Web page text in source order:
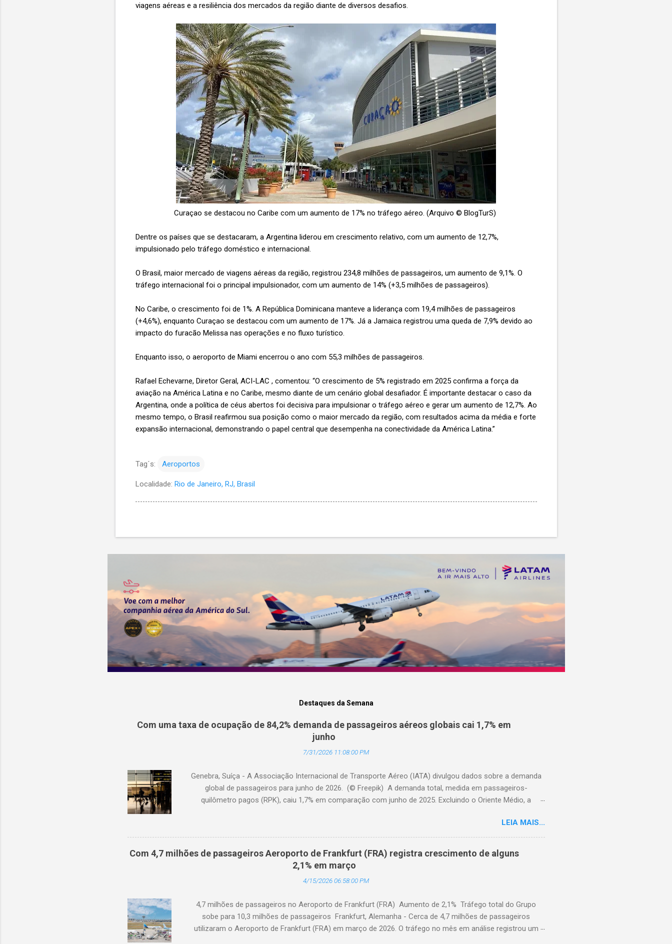
viagens aéreas e a resiliência dos mercados da região diante de diversos desafios.
Curaçao se destacou no Caribe com um aumento de 17% no tráfego aéreo. (Arquivo © BlogTurS)
Dentre os países que se destacaram, a Argentina liderou em crescimento relativo, com um aumento de 12,7%,
impulsionado pelo tráfego doméstico e internacional.
O Brasil, maior mercado de viagens aéreas da região, registrou 234,8 milhões de passageiros, um aumento de 9,1%. O
tráfego internacional foi o principal impulsionador, com um aumento de 14% (+3,5 milhões de passageiros).
No Caribe, o crescimento foi de 1%. A República Dominicana manteve a liderança com 19,4 milhões de passageiros
(+4,6%), enquanto Curaçao se destacou com um aumento de 17%. Já a Jamaica registrou uma queda de 7,9% devido ao
impacto do furacão Melissa nas operações e no fluxo turístico.
Enquanto isso, o aeroporto de Miami encerrou o ano com 55,3 milhões de passageiros.
Rafael Echevarne, Diretor Geral, ACI-LAC , comentou: “O crescimento de 5% registrado em 2025 confirma a força da
aviação na América Latina e no Caribe, mesmo diante de um cenário global desafiador. É importante destacar o caso da
Argentina, onde a política de céus abertos foi decisiva para impulsionar o tráfego aéreo e gerar um aumento de 12,7%. Ao
mesmo tempo, o Brasil reafirmou sua posição como o maior mercado da região, com resultados acima da média e forte
expansão internacional, demonstrando o papel central que desempenha na conectividade da América Latina.”
Tag´s: Aeroportos
Localidade: Rio de Janeiro, RJ, Brasil
Destaques da Semana
Com uma taxa de ocupação de 84,2% demanda de passageiros aéreos globais cai 1,7% em
junho
7/31/2026 11:08:00 PM
Genebra, Suíça - A Associação Internacional de Transporte Aéreo (IATA) divulgou dados sobre a demanda
global de passageiros para junho de 2026. (© Freepik) A demanda total, medida em passageiros-
quilômetro pagos (RPK), caiu 1,7% em comparação com junho de 2025. Excluindo o Oriente Médio, a
1,3% em relação ao ano anterior. A taxa de ocupação foi de 84,2% (-0,4 ponto percentual em comparação
com junho de 2025). A demanda internacional caiu 0,9% em comparação com junho de 2025. Excluindo o
Oriente Médio, a demanda cresceu 1,1%. A capacidade diminuiu 0,6% em relação ao ano anterior, e o fator
de ocupação foi de 84,2% (-0,2 ponto percentual em comparação com junho de 2025). A demanda
doméstica contraiu 3,0% em comparação com junho de 2025. A capacidade diminuiu 2,4% em relação ao
ano anterior. O fator de ocupação foi de 84,0% (-0,5 ponto percentual em comparação com j...
LEIA MAIS...
Com 4,7 milhões de passageiros Aeroporto de Frankfurt (FRA) registra crescimento de alguns
2,1% em março
4/15/2026 06:58:00 PM
4,7 milhões de passageiros no Aeroporto de Frankfurt (FRA) Aumento de 2,1% Tráfego total do Grupo
sobe para 10,3 milhões de passageiros Frankfurt, Alemanha - Cerca de 4,7 milhões de passageiros
utilizaram o Aeroporto de Frankfurt (FRA) em março de 2026. O tráfego no mês em análise registrou um